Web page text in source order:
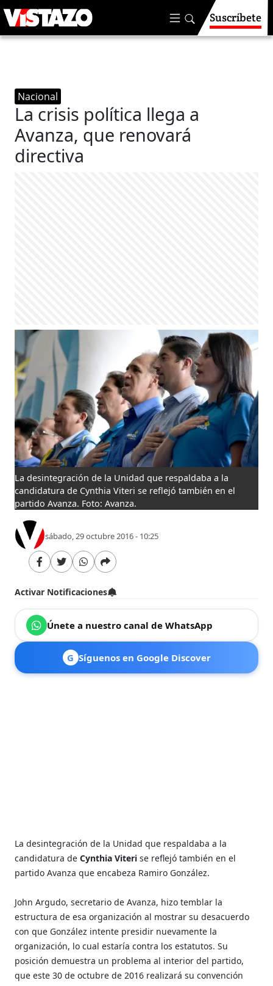
Suscríbete
Nacional
La crisis política llega a
Avanza, que renovará
directiva
La desintegración de la Unidad que respaldaba a la
candidatura de Cynthia Viteri se reflejó también en el
partido Avanza. Foto: Avanza.
sábado, 29 octubre 2016 - 10:25
Activar Notificaciones
Únete a nuestro canal de WhatsApp
G Síguenos en Google Discover
La desintegración de la Unidad que respaldaba a la
candidatura deCynthia Viteri se reflejó también en el
partido Avanza que encabeza Ramiro González.
John Argudo, secretario de Avanza, hizo temblar la
estructura de esa organización al mostrar su desacuerdo
con que González intente presidir nuevamente la
organización, lo cual estaría contra los estatutos. Su
posición demuestra un problema al interior del partido,
que este 30 de octubre de 2016 realizará su convención